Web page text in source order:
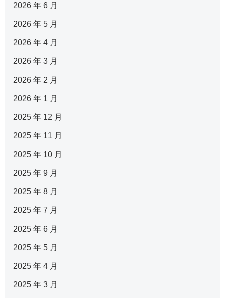
2026 年 6 月
2026 年 5 月
2026 年 4 月
2026 年 3 月
2026 年 2 月
2026 年 1 月
2025 年 12 月
2025 年 11 月
2025 年 10 月
2025 年 9 月
2025 年 8 月
2025 年 7 月
2025 年 6 月
2025 年 5 月
2025 年 4 月
2025 年 3 月